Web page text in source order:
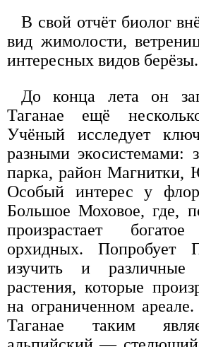
В свой отчёт биолог
вид жимолости,
интересных видов берёзы.
До конца лета он
Таганае ещё
Учёный исследует
разными экосистемами:
парка, район Магнитки,
Особый интерес у
Большое Моховое, где,
произрастает богатое
орхидных. Попробует
изучить и
растения, которые
на ограниченном
Таганае таким